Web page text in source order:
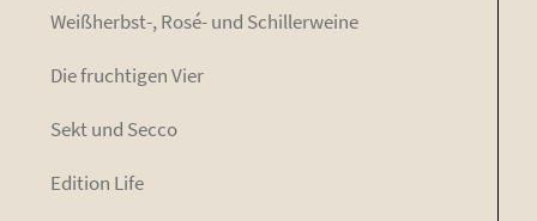
Weiß­herbst-, Rosé- und Schillerweine
Die fruch­ti­gen Vier
Sekt und Secco
Edi­ti­on Life